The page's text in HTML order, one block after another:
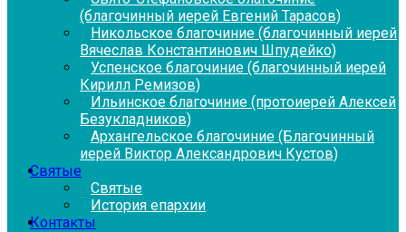
(благочинный иерей Евгений Тарасов)
Никольское благочиние (благочинный иерей
Вячеслав Константинович Шпудейко)
Успенское благочиние (благочинный иерей
Кирилл Ремизов)
Ильинское благочиние (протоиерей Алексей
Безукладников)
Архангельское благочиние (Благочинный
иерей Виктор Александрович Кустов)
Святые
Святые
История епархии
Контакты